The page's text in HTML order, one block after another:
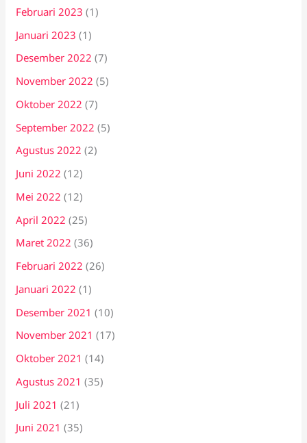
Februari 2023 (1)
Januari 2023 (1)
Desember 2022 (7)
November 2022 (5)
Oktober 2022 (7)
September 2022 (5)
Agustus 2022 (2)
Juni 2022 (12)
Mei 2022 (12)
April 2022 (25)
Maret 2022 (36)
Februari 2022 (26)
Januari 2022 (1)
Desember 2021 (10)
November 2021 (17)
Oktober 2021 (14)
Agustus 2021 (35)
Juli 2021 (21)
Juni 2021 (35)